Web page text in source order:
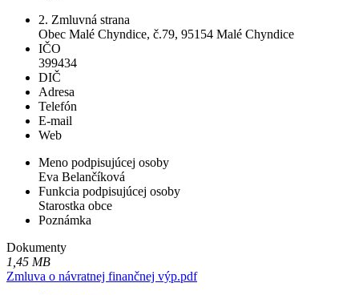
2. Zmluvná strana
Obec Malé Chyndice, č.79, 95154 Malé Chyndice
IČO
399434
DIČ
Adresa
Telefón
E-mail
Web
Meno podpisujúcej osoby
Eva Belančíková
Funkcia podpisujúcej osoby
Starostka obce
Poznámka
Dokumenty
1,45 MB
Zmluva o návratnej finančnej výp.pdf